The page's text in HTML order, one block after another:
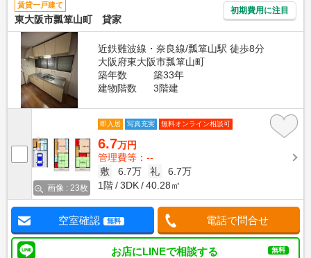
賃貸一戸建て
東大阪市瓢箪山町 貸家
初期費用に注目
近鉄難波線・奈良線/瓢箪山駅 徒歩8分
大阪府東大阪市瓢箪山町
築年数
築33年
建物階数
3階建
画像 : 23枚
即入居 写真充実 無料オンライン相談可
6.7万円
管理費等：--
敷
6.7万 礼
6.7万
1階
3DK 40.28㎡
空室確認 無料 電話で問合せ
お店にLINEで相談する 無料